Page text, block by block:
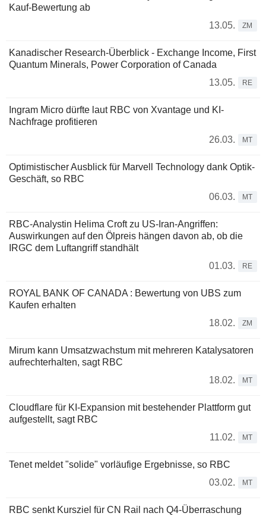
Kauf-Bewertung ab
13.05.
ZM
Kanadischer Research-Überblick - Exchange Income, First
Quantum Minerals, Power Corporation of Canada
13.05.
RE
Ingram Micro dürfte laut RBC von Xvantage und KI-
Nachfrage profitieren
26.03.
MT
Optimistischer Ausblick für Marvell Technology dank Optik-
Geschäft, so RBC
06.03.
MT
RBC-Analystin Helima Croft zu US-Iran-Angriffen:
Auswirkungen auf den Ölpreis hängen davon ab, ob die
IRGC dem Luftangriff standhält
01.03.
RE
ROYAL BANK OF CANADA : Bewertung von UBS zum
Kaufen erhalten
18.02.
ZM
Mirum kann Umsatzwachstum mit mehreren Katalysatoren
aufrechterhalten, sagt RBC
18.02.
MT
Cloudflare für KI-Expansion mit bestehender Plattform gut
aufgestellt, sagt RBC
11.02.
MT
Tenet meldet "solide" vorläufige Ergebnisse, so RBC
03.02.
MT
RBC senkt Kursziel für CN Rail nach Q4-Überraschung